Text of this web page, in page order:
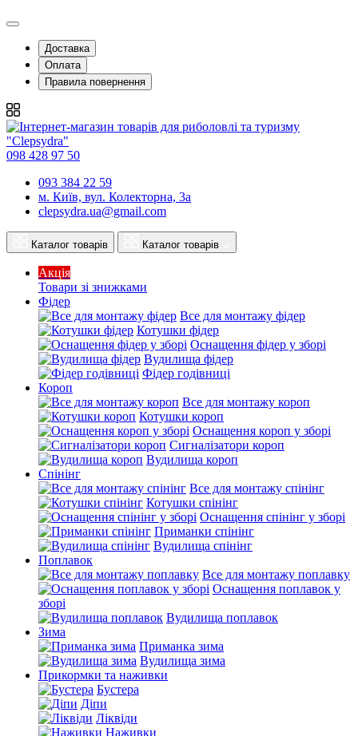
Доставка
Оплата
Правила повернення
098 428 97 50
093 384 22 59
м. Київ, вул. Колекторна, 3а
clepsydra.ua@gmail.com
Каталог товарів Каталог товарів
Акція
Товари зі знижками
Фідер
Все для монтажу фідер
Котушки фідер
Оснащення фідер у зборі
Вудилища фідер
Фідер годівниці
Короп
Все для монтажу короп
Котушки короп
Оснащення короп у зборі
Сигналізатори короп
Вудилища короп
Спінінг
Все для монтажу спінінг
Котушки спінінг
Оснащення спінінг у зборі
Приманки спінінг
Вудилища спінінг
Поплавок
Все для монтажу поплавку
Оснащення поплавок у
зборі
Вудилища поплавок
Зима
Приманка зима
Вудилища зима
Прикормки та наживки
Бустера
Діпи
Ліквіди
Наживки